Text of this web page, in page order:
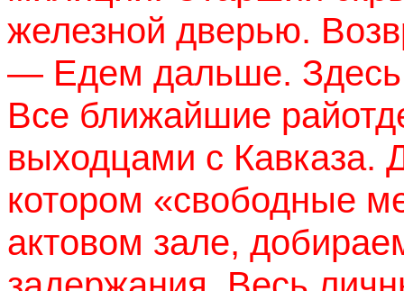
железной дверью.
— Едем дальше. Здесь
Все ближайшие
выходцами с Кавказа.
котором «свободные
актовом зале,